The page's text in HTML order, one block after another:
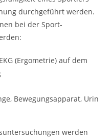
durchgeführt werden.
bei der Sport-
(Ergometrie) auf dem
Bewegungsapparat, Urin
werden